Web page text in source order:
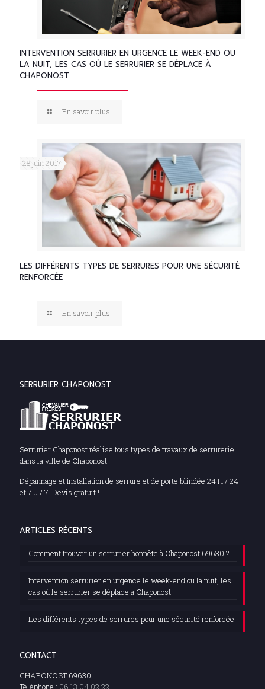
INTERVENTION SERRURIER EN URGENCE LE WEEK-END OU
LA NUIT, LES CAS OÙ LE SERRURIER SE DÉPLACE À
CHAPONOST
En savoir plus
28 juin 2017
LES DIFFÉRENTS TYPES DE SERRURES POUR UNE SÉCURITÉ
RENFORCÉE
En savoir plus
SERRURIER CHAPONOST
Serrurier Chaponost réalise tous types de travaux de serrurerie
dans la ville de Chaponost.
Dépannage et Installation de serrure et de porte blindée 24 H / 24
et 7 J / 7. Devis gratuit !
ARTICLES RÉCENTS
Comment trouver un serrurier honnête à Chaponost 69630 ?
Intervention serrurier en urgence le week-end ou la nuit, les
cas où le serrurier se déplace à Chaponost
Les différents types de serrures pour une sécurité renforcée
CONTACT
CHAPONOST 69630
Téléphone : 06 13 04 02 22